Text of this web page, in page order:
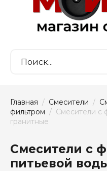
Главная / Смесители /
фильтром /  Смесители
гранитные
Смесители с
питьевой